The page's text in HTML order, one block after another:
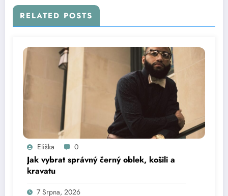
RELATED POSTS
Eliška 0
Jak vybrat správný černý oblek, košili a
kravatu
7 Srpna, 2026